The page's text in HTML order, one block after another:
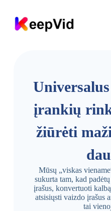
įrankių
žiūrėti
Mūsų „viskas
sukurta tam, kad
įrašus, konvertuoti
atsisiųsti vaizdo įrašus
tai